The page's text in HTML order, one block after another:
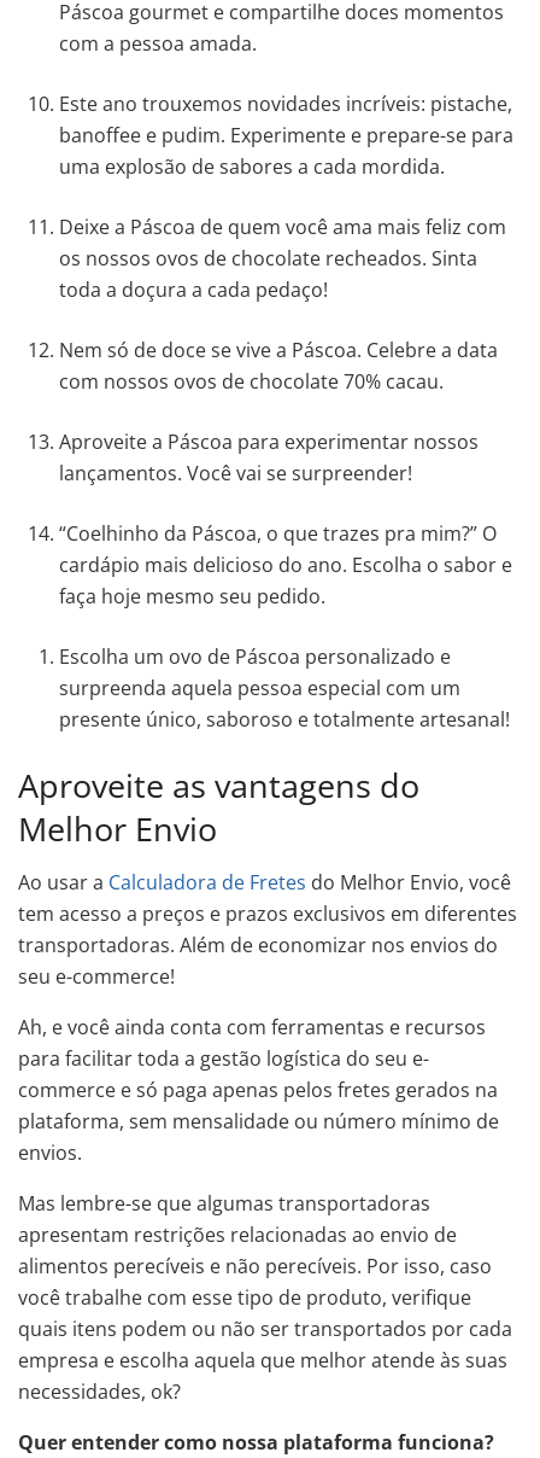
Páscoa gourmet e compartilhe doces momentos
com a pessoa amada.
Este ano trouxemos novidades incríveis: pistache,
banoffee e pudim. Experimente e prepare-se para
uma explosão de sabores a cada mordida.
Deixe a Páscoa de quem você ama mais feliz com
os nossos ovos de chocolate recheados. Sinta
toda a doçura a cada pedaço!
Nem só de doce se vive a Páscoa. Celebre a data
com nossos ovos de chocolate 70% cacau.
Aproveite a Páscoa para experimentar nossos
lançamentos. Você vai se surpreender!
“Coelhinho da Páscoa, o que trazes pra mim?” O
cardápio mais delicioso do ano. Escolha o sabor e
faça hoje mesmo seu pedido.
Escolha um ovo de Páscoa personalizado e
surpreenda aquela pessoa especial com um
presente único, saboroso e totalmente artesanal!
Aproveite as vantagens do
Melhor Envio
Ao usar a Calculadora de Fretes do Melhor Envio, você
tem acesso a preços e prazos exclusivos em diferentes
transportadoras. Além de economizar nos envios do
seu e-commerce!
Ah, e você ainda conta com ferramentas e recursos
para facilitar toda a gestão logística do seu e-
commerce e só paga apenas pelos fretes gerados na
plataforma, sem mensalidade ou número mínimo de
envios.
Mas lembre-se que algumas transportadoras
apresentam restrições relacionadas ao envio de
alimentos perecíveis e não perecíveis. Por isso, caso
você trabalhe com esse tipo de produto, verifique
quais itens podem ou não ser transportados por cada
empresa e escolha aquela que melhor atende às suas
necessidades, ok?
Quer entender como nossa plataforma funciona?